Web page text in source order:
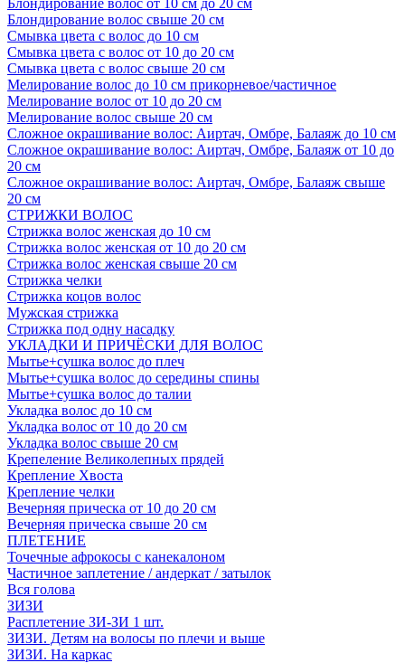
Блондирование волос от 10 см до 20 см
Блондирование волос свыше 20 см
Смывка цвета с волос до 10 см
Смывка цвета с волос от 10 до 20 см
Смывка цвета с волос свыше 20 см
Мелирование волос до 10 см прикорневое/частичное
Мелирование волос от 10 до 20 см
Мелирование волос свыше 20 см
Сложное окрашивание волос: Аиртач, Омбре, Балаяж до 10 см
Сложное окрашивание волос: Аиртач, Омбре, Балаяж от 10 до
20 см
Сложное окрашивание волос: Аиртач, Омбре, Балаяж свыше
20 см
СТРИЖКИ ВОЛОС
Стрижка волос женская до 10 см
Стрижка волос женская от 10 до 20 см
Стрижка волос женская свыше 20 см
Стрижка челки
Стрижка коцов волос
Мужская стрижка
Стрижка под одну насадку
УКЛАДКИ И ПРИЧЁСКИ ДЛЯ ВОЛОС
Мытье+сушка волос до плеч
Мытье+сушка волос до середины спины
Мытье+сушка волос до талии
Укладка волос до 10 см
Укладка волос от 10 до 20 см
Укладка волос свыше 20 см
Крепеление Великолепных прядей
Крепление Хвоста
Крепление челки
Вечерняя прическа от 10 до 20 см
Вечерняя прическа свыше 20 см
ПЛЕТЕНИЕ
Точечные афрокосы с канекалоном
Частичное заплетение / андеркат / затылок
Вся голова
ЗИЗИ
Расплетение ЗИ-ЗИ 1 шт.
ЗИЗИ. Детям на волосы по плечи и выше
ЗИЗИ. На каркас